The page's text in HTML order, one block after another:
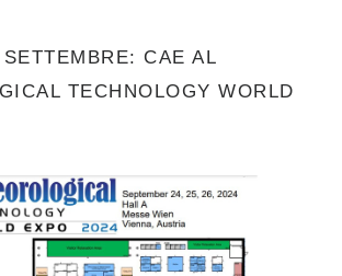
CAE AL
TECHNOLOGY WORLD